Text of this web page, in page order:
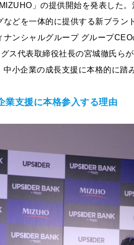
」の提供開始を発表した
どを一体的に提供する新ブラン
ンシャルグループ グループ
ス代表取締役社長の宮城徹氏ら
小企業の成長支援に本格的に踏
業支援に本格参入する理由